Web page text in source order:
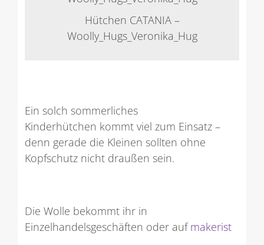
Hütchen CATANIA –
Woolly_Hugs_Veronika_Hug
Ein solch sommerliches
Kinderhütchen kommt viel zum Einsatz –
denn gerade die Kleinen sollten ohne
Kopfschutz nicht draußen sein.
Die Wolle bekommt ihr in
Einzelhandelsgeschäften oder aufmakerist